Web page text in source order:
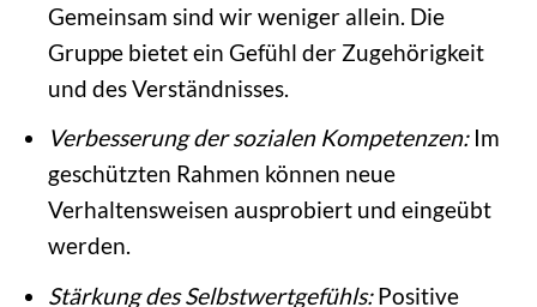
Gemeinsam sind wir weniger allein. Die
Gruppe bietet ein Gefühl der Zugehörigkeit
und des Verständnisses.
Verbesserung der sozialen Kompetenzen:Im
geschützten Rahmen können neue
Verhaltensweisen ausprobiert und eingeübt
werden.
Stärkung des Selbstwertgefühls:Positive